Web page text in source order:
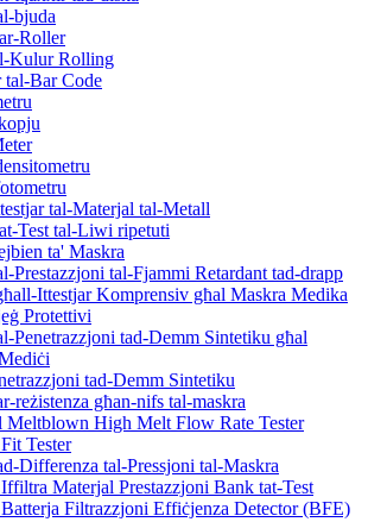
bjuda
Roller
Kulur Rolling
tal-Bar Code
tal-Materjal tal-Metall
Test tal-Liwi ripetuti
ta' Maskra
Prestazzjoni tal-Fjammi Retardant tad-drapp
Ittestjar Komprensiv għal Maskra Medika
Protettivi
Penetrazzjoni tad-Demm Sintetiku għal
tad-Demm Sintetiku
reżistenza għan-nifs tal-maskra
Meltblown High Melt Flow Rate Tester
Tester
Differenza tal-Pressjoni tal-Maskra
Materjal Prestazzjoni Bank tat-Test
Filtrazzjoni Effiċjenza Detector (BFE)